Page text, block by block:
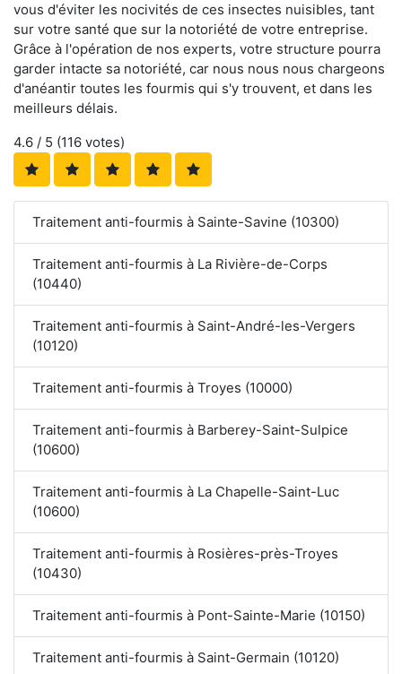
vous d'éviter les nocivités de ces insectes nuisibles, tant
sur votre santé que sur la notoriété de votre entreprise.
Grâce à l'opération de nos experts, votre structure pourra
garder intacte sa notoriété, car nous nous nous chargeons
d'anéantir toutes les fourmis qui s'y trouvent, et dans les
meilleurs délais.
4.6 / 5 (116 votes)
Traitement anti-fourmis à Sainte-Savine (10300)
Traitement anti-fourmis à La Rivière-de-Corps
(10440)
Traitement anti-fourmis à Saint-André-les-Vergers
(10120)
Traitement anti-fourmis à Troyes (10000)
Traitement anti-fourmis à Barberey-Saint-Sulpice
(10600)
Traitement anti-fourmis à La Chapelle-Saint-Luc
(10600)
Traitement anti-fourmis à Rosières-près-Troyes
(10430)
Traitement anti-fourmis à Pont-Sainte-Marie (10150)
Traitement anti-fourmis à Saint-Germain (10120)